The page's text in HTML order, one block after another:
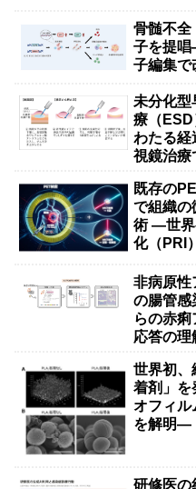
骨髄不全
子を提
子編集
未分化型
療（
わたる経
視鏡治療
既存の
で組織の
術 ―世界
化（PRI
非病原
の腸管感
らの赤
応答の理
世界初、
着剤」
オフィル
を解明―
研修医の